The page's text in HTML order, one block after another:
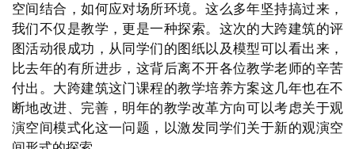
空间结合，如何应对场所环境。这么多年坚持搞过来，
我们不仅是教学，更是一种探索。这次的大跨建筑的评
图活动很成功，从同学们的图纸以及模型可以看出来，
比去年的有所进步，这背后离不开各位教学老师的辛苦
付出。大跨建筑这门课程的教学培养方案这几年也在不
断地改进、完善，明年的教学改革方向可以考虑关于观
演空间模式化这一问题，以激发同学们关于新的观演空